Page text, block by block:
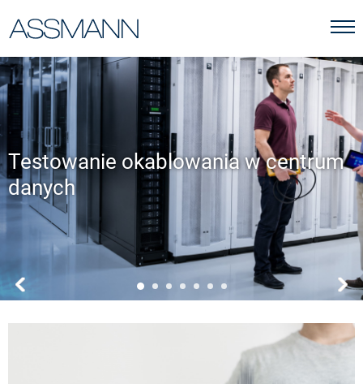
Testowanie okablowania w centrum
danych